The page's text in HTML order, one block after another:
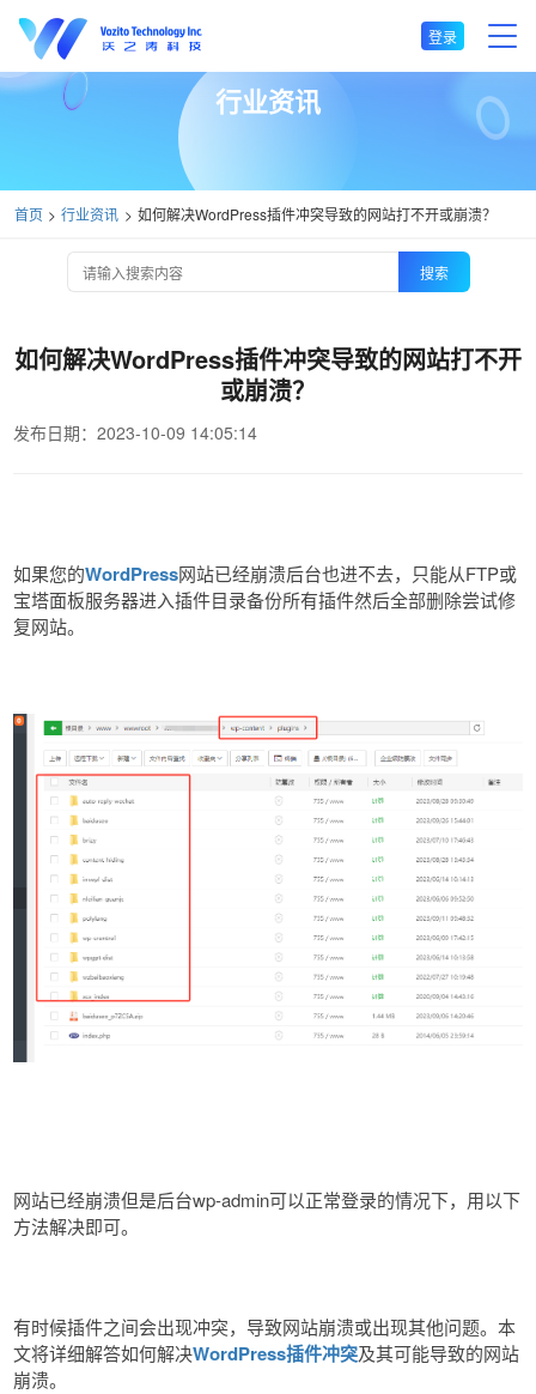
登录
行业资讯
首页 行业资讯 如何解决WordPress插件冲突导致的网站打不开或崩溃？
搜索
如何解决WordPress插件冲突导致的网站打不开
或崩溃？
发布日期：2023-10-09 14:05:14
如果您的WordPress网站已经崩溃后台也进不去，只能从FTP或
宝塔面板服务器进入插件目录备份所有插件然后全部删除尝试修
复网站。
网站已经崩溃但是后台wp-admin可以正常登录的情况下，用以下
方法解决即可。
有时候插件之间会出现冲突，导致网站崩溃或出现其他问题。本
文将详细解答如何解决WordPress插件冲突及其可能导致的网站
崩溃。